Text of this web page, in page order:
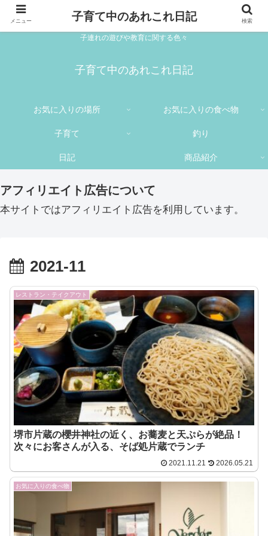
子連れの遊びや教育に関する色々
子育て中のあれこれ日記
お気に入りの場所 お気に入りの食べ物
子育て 釣り
日記 商品紹介
アフィリエイト広告について
本サイトではアフィリエイト広告を利用しています。
2021-11
レストラン・テイクアウト
堺市片蔵の櫻井神社の近く、お蕎麦と天ぷらが絶品！
次々にお客さんが入る、そば処片蔵でランチ
2021.11.21 2026.05.21
お気に入りの食べ物
メニュー 子育て中のあれこれ日記 検索